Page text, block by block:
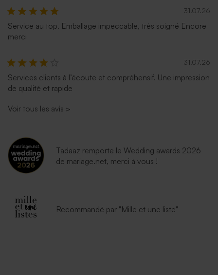
Enveloppe naissance papier
naturel mouchetée
Enveloppe fuchsia tendance
Enveloppe naissance
lavande
rectangulaire (14 x 12,5 cm)
31.07.26
Service au top. Emballage impeccable, très soigné Encore
merci
31.07.26
Services clients à l’écoute et compréhensif. Une impression
de qualité et rapide
Voir tous les avis >
Tadaaz remporte le Wedding awards 2026
de mariage.net, merci à vous !
Recommandé par "Mille et une liste"